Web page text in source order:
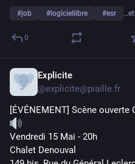
#job # logiciellibre #esr
0
Explicite
@explicite@piaille.fr
[ÉVÉNEMENT] Scène ouverte
Vendredi 15 Mai - 20h
Chalet Denouval